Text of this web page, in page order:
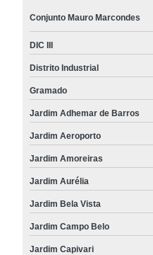
Conjunto Mauro Marcondes
DIC III
Distrito Industrial
Gramado
Jardim Adhemar de Barros
Jardim Aeroporto
Jardim Amoreiras
Jardim Aurélia
Jardim Bela Vista
Jardim Campo Belo
Jardim Capivari